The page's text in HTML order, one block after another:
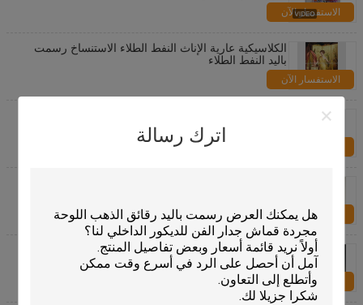
اترك رسالة
الاستفسار الآن
الكلاسيكية عارية الإناث النفط الطلاء الاستنساخ رسمت
باليد النفط الطلاء
الاستفسار الآن
ملون أنثى مجردة
الاستفسار الآن
36 "X 48" 24 "X 32" لوحة زيتية للزفاف لوحة زيتية من
القطن
الاستفسار الآن